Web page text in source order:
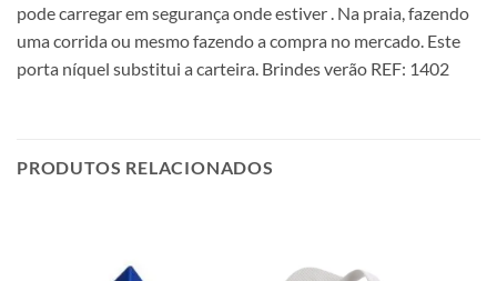
pode carregar em segurança onde estiver . Na praia, fazendo
uma corrida ou mesmo fazendo a compra no mercado. Este
porta níquel substitui a carteira. Brindes verão REF: 1402
PRODUTOS RELACIONADOS